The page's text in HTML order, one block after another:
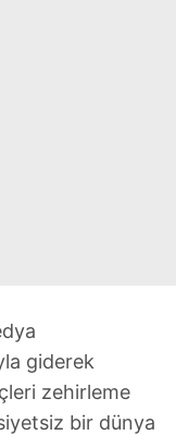
giderek
zehirleme
bir dünya